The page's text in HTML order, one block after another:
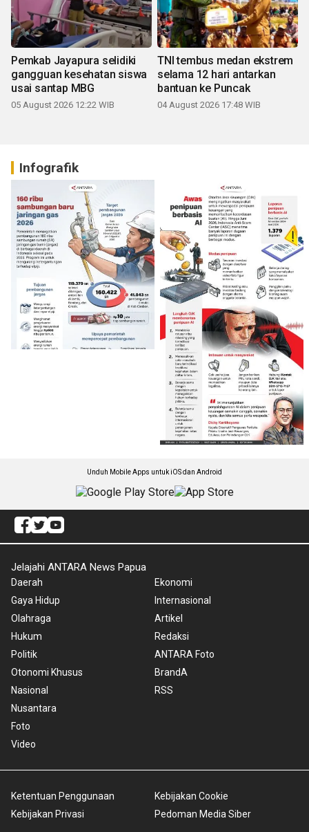
Pemkab Jayapura selidiki
gangguan kesehatan siswa
usai santap MBG
05 August 2026 12:22 WIB
TNI tembus medan ekstrem
selama 12 hari antarkan
bantuan ke Puncak
04 August 2026 17:48 WIB
Infografik
Unduh Mobile Apps untuk iOS dan Android
Jelajahi ANTARA News Papua
Daerah
Gaya Hidup
Olahraga
Hukum
Politik
Otonomi Khusus
Nasional
Nusantara
Foto
Video
Ekonomi
Internasional
Artikel
Redaksi
ANTARA Foto
BrandA
RSS
Ketentuan Penggunaan
Kebijakan Privasi
Kebijakan Cookie
Pedoman Media Siber